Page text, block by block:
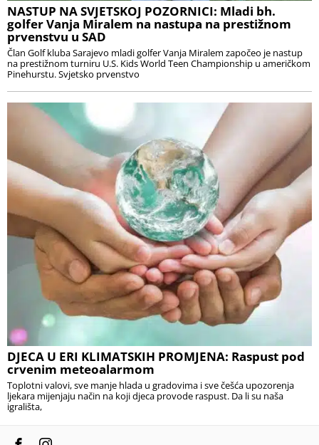
NASTUP NA SVJETSKOJ POZORNICI: Mladi bh.
golfer Vanja Miralem na nastupa na prestižnom
prvenstvu u SAD
Član Golf kluba Sarajevo mladi golfer Vanja Miralem započeo je nastup
na prestižnom turniru U.S. Kids World Teen Championship u američkom
Pinehurstu. Svjetsko prvenstvo
DJECA U ERI KLIMATSKIH PROMJENA: Raspust pod
crvenim meteoalarmom
Toplotni valovi, sve manje hlada u gradovima i sve češća upozorenja
ljekara mijenjaju način na koji djeca provode raspust. Da li su naša
igrališta,